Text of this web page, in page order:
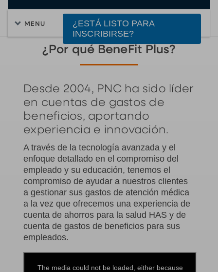
MENU
¿ESTÁ LISTO PARA
INSCRIBIRSE?
¿Por qué BeneFit Plus?
Desde 2004, PNC ha sido líder
en cuentas de gastos de
beneficios, aportando
experiencia e innovación.
A través de la tecnología avanzada y el
enfoque detallado en el compromiso del
empleado y su educación, tenemos el
compromiso de ayudar a nuestros clientes
a gestionar sus gastos de atención médica
a la vez que ofrecemos una experiencia de
cuenta de ahorros para la salud HAS y de
cuenta de gastos de beneficios para sus
empleados.